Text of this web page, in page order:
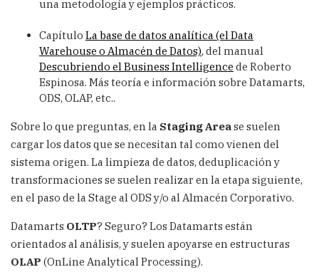
una metodología y ejemplos prácticos.
Capítulo La base de datos analítica (el Data
Warehouse o Almacén de Datos), del manual
Descubriendo el Business Intelligence de Roberto
Espinosa. Más teoría e información sobre Datamarts,
ODS, OLAP, etc..
Sobre lo que preguntas, en la Staging Area se suelen
cargar los datos que se necesitan tal como vienen del
sistema origen. La limpieza de datos, deduplicación y
transformaciones se suelen realizar en la etapa siguiente,
en el paso de la Stage al ODS y/o al Almacén Corporativo.
Datamarts OLTP? Seguro? Los Datamarts están
orientados al análisis, y suelen apoyarse en estructuras
OLAP (OnLine Analytical Processing).